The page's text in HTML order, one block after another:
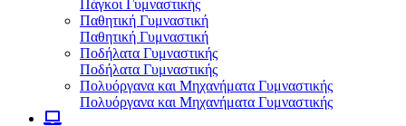
Πάγκοι Γυμναστικής
Παθητική Γυμναστική
Παθητική Γυμναστική
Ποδήλατα Γυμναστικής
Ποδήλατα Γυμναστικής
Πολυόργανα και Μηχανήματα Γυμναστικής
Πολυόργανα και Μηχανήματα Γυμναστικής